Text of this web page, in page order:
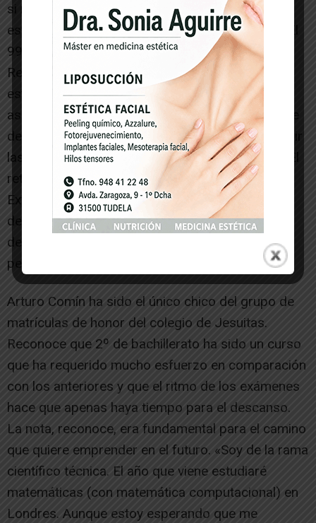
si no me hubieran inculcado los valores del
esfuerzo y el trabajo no lo hubiera conseguido. El
99% de mi nota es gracias a ellos», indica.
Reconoce que en el trayecto ha habido mucho
estudio diario y la decisión de llevar las
asignaturas día a día. «Es la única manera posible
de conseguir una nota óptima que te permita abrir
las puertas de cualquier carrera y universidad». El
reto de afrontar las pruebas del Premio
Extraordinario de Bachillerato es, asegura, «es
demostrarme a mí misma de lo que soy capaz,
demostrar que es accesible lograrlo, así como
perseguir mis sueños».
Arturo Comín ha sido el único chico del grupo de
matrículas de honor del colegio de Jesuitas.
Reconoce que 2º de bachillerato ha sido un curso
que ha requerido mucho esfuerzo en comparación
con los anteriores y que el ritmo de los exámenes
hace que apenas haya tiempo para el descanso.
La nota, reconoce, era fundamental para el camino
que quiere emprender en el futuro. «Soy de la rama
científico técnica. El año que viene estudiaré
matemáticas (con matemática computacional) en
Londres. Aunque estoy esperando que me